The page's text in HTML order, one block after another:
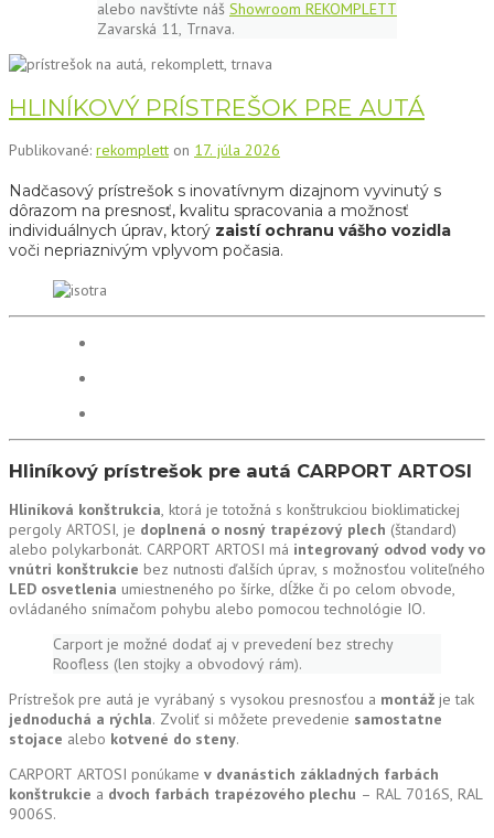
alebo navštívte náš Showroom REKOMPLETT
Zavarská 11, Trnava.
HLINÍKOVÝ PRÍSTREŠOK PRE AUTÁ
Publikované: rekomplett on 17. júla 2026
Nadčasový prístrešok s inovatívnym dizajnom vyvinutý s
dôrazom na presnosť, kvalitu spracovania a možnosť
individuálnych úprav, ktorý zaistí ochranu vášho vozidla
voči nepriaznivým vplyvom počasia.
Hliníkový prístrešok pre autá CARPORT ARTOSI
Hliníková konštrukcia, ktorá je totožná s konštrukciou bioklimatickej
pergoly ARTOSI, je doplnená o nosný trapézový plech (štandard)
alebo polykarbonát. CARPORT ARTOSI má integrovaný odvod vody vo
vnútri konštrukcie bez nutnosti ďalších úprav, s možnosťou voliteľného
LED osvetlenia umiestneného po šírke, dĺžke či po celom obvode,
ovládaného snímačom pohybu alebo pomocou technológie IO.
Carport je možné dodať aj v prevedení bez strechy
Roofless (len stojky a obvodový rám).
Prístrešok pre autá je vyrábaný s vysokou presnosťou a montáž je tak
jednoduchá a rýchla. Zvoliť si môžete prevedenie samostatne
stojace alebo kotvené do steny.
CARPORT ARTOSI ponúkame v dvanástich základných farbách
konštrukcie a dvoch farbách trapézového plechu – RAL 7016S, RAL
9006S.